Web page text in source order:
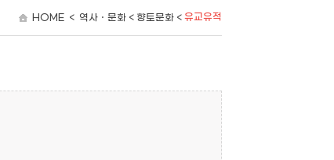
HOME < 역사ㆍ문화 < 향토문화 < 유교유적